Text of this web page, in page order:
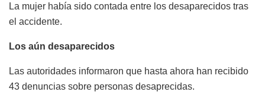
La mujer había sido contada entre los desaparecidos tras
el accidente.
Los aún desaparecidos
Las autoridades informaron que hasta ahora han recibido
43 denuncias sobre personas desaprecidas.